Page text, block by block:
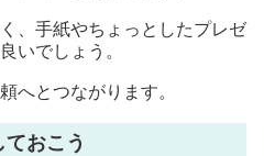
、手紙やちょっとしたプレゼ
いでしょう。
へとつながります。
おこう